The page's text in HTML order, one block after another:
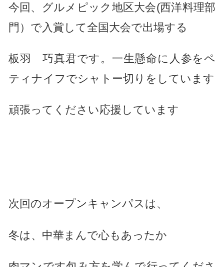
今回、グルメピック地区大会(西洋料理部
門）で入賞して全国大会で出場する
板羽 巧真君です。一生懸命に人参をペ
ティナイフでシャトー切りをしています
頑張ってください応援しています
次回のオープンキャンパスは、
冬は、中華まんで心もあったか